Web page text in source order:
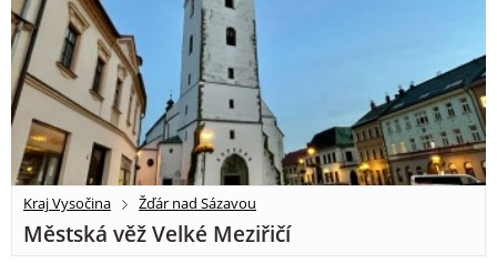
Kraj Vysočina Žďár nad Sázavou
Městská věž Velké Meziřičí